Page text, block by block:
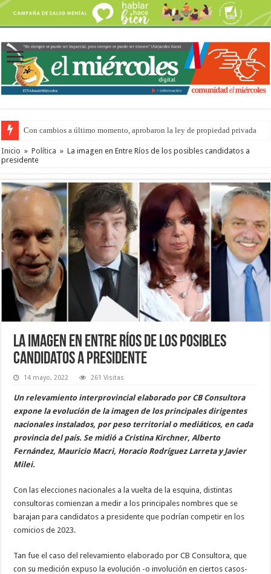
Con cambios a último momento, aprobaron la ley de propiedad privada
Adopción en Entre Ríos: el 35% de los 90 niños, niñas y adolescentes que
Inicio » Política » La imagen en Entre Ríos de los posibles candidatos a
presidente
La imagen en Entre Ríos de los posibles
candidatos a presidente
14 mayo, 2022 261 Visitas
Un relevamiento interprovincial elaborado por CB Consultora
expone la evolución de la imagen de los principales dirigentes
nacionales instalados, por peso territorial o mediáticos, en cada
provincia del país. Se midió a Cristina Kirchner, Alberto
Fernández, Mauricio Macri, Horacio Rodríguez Larreta y Javier
Milei.
Con las elecciones nacionales a la vuelta de la esquina, distintas
consultoras comienzan a medir a los principales nombres que se
barajan para candidatos a presidente que podrían competir en los
comicios de 2023.
Tan fue el caso del relevamiento elaborado por CB Consultora, que
con su medición expuso la evolución -o involución en ciertos casos-